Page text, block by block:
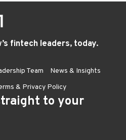
fintech leaders, today.
Team
News & Insights
& Privacy Policy
to your